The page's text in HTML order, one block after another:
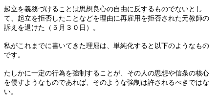
起立を義務づけることは思想良心の自由に反するものでないとし
て、起立を拒否したことなどを理由に再雇用を拒否された元教師の
訴えを退けた（５月３０日）。
私がこれまでに書いてきた理屈は、単純化すると以下のようなもの
です。
たしかに一定の行為を強制することが、その人の思想や信条の核心
を侵すようなものであれば、そのような強制は許されるべきではな
い。